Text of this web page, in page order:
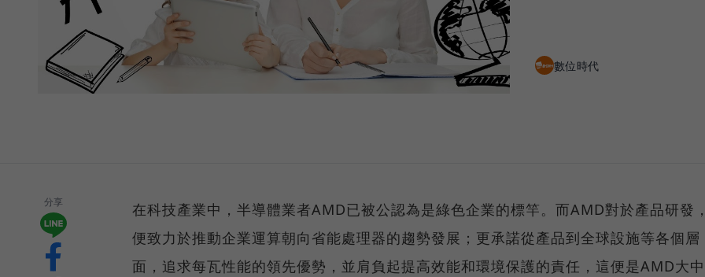
數位時代
分享
在科技產業中，半導體業者AMD已被公認為是綠色企業的標竿。而AMD對於產品研發
便致力於推動企業運算朝向省能處理器的趨勢發展；更承諾從產品到全球設施等各個層
面，追求每瓦性能的領先優勢，並肩負起提高效能和環境保護的責任，這便是AMD大中